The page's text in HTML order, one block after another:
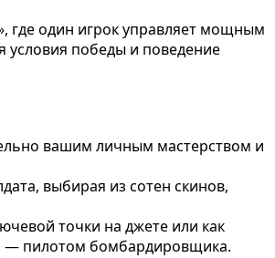
где один игрок управляет мощным
условия победы и поведение
вашим личным мастерством и
выбирая из сотен скинов,
точки на джете или как
— пилотом бомбардировщика.